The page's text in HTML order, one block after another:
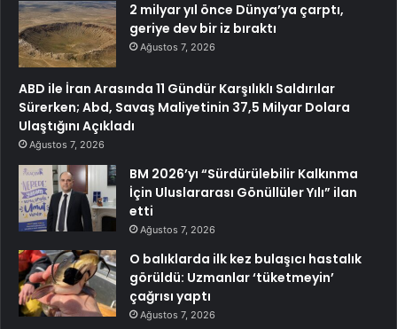
2 milyar yıl önce Dünya’ya çarptı,
geriye dev bir iz bıraktı
Ağustos 7, 2026
ABD ile İran Arasında 11 Gündür Karşılıklı Saldırılar
Sürerken; Abd, Savaş Maliyetinin 37,5 Milyar Dolara
Ulaştığını Açıkladı
Ağustos 7, 2026
BM 2026’yı “Sürdürülebilir Kalkınma
İçin Uluslararası Gönüllüler Yılı” ilan
etti
Ağustos 7, 2026
O balıklarda ilk kez bulaşıcı hastalık
görüldü: Uzmanlar ‘tüketmeyin’
çağrısı yaptı
Ağustos 7, 2026